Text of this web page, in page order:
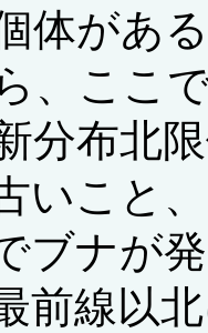
体があ
、ここ
分布北
いこと
ブナが
前線以